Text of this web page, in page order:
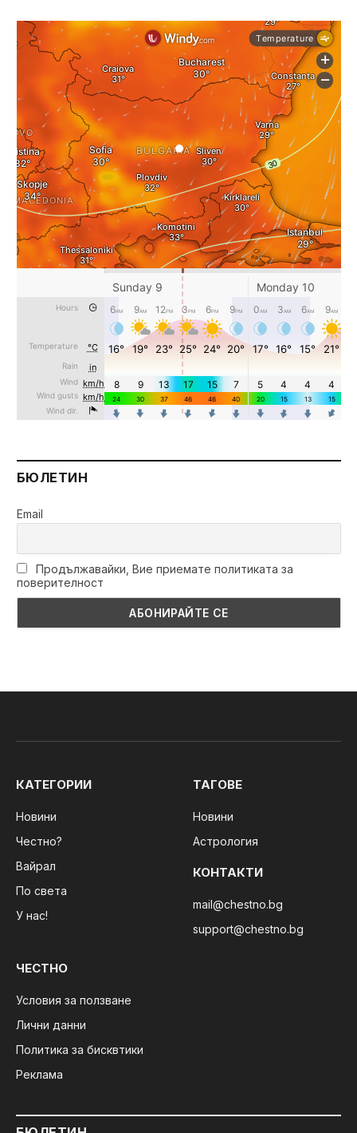
БЮЛЕТИН
Email
Продължавайки, Вие приемате политиката за
поверителност
КАТЕГОРИИ
Новини
Честно?
Вайрал
По света
У нас!
ТАГОВЕ
Новини
Астрология
КОНТАКТИ
mail@chestno.bg
support@chestno.bg
ЧЕСТНО
Условия за ползване
Лични данни
Политика за бисквтики
Реклама